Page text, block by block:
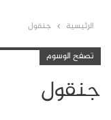
الرئيسية جنقول
تصفح الوسوم
جنقول